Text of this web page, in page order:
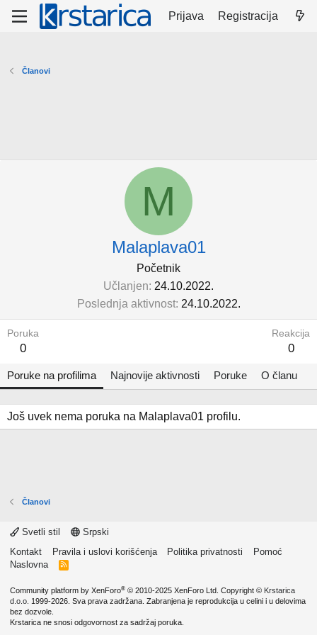
Prijava Registracija
Članovi
M
Malaplava01
Početnik
Učlanjen 24.10.2022.
Poslednja aktivnost 24.10.2022.
Poruka
0
Reakcija
0
Poruke na profilima Najnovije aktivnosti Poruke O članu
Još uvek nema poruka na Malaplava01 profilu.
Članovi
Svetli stil
Srpski
Kontakt
Pravila i uslovi korišćenja Politika privatnosti
Pomoć
Naslovna
R
Community platform by XenForo® © 2010-2025 XenForo Ltd. Copyright © Krstarica
d.o.o. 1999-2026. Sva prava zadržana. Zabranjena je reprodukcija u celini i u delovima
bez dozvole.
Krstarica ne snosi odgovornost za sadržaj poruka.